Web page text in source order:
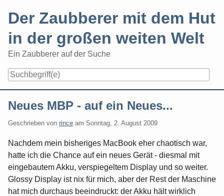
Der Zaubberer mit dem Hut
in der großen weiten Welt
Ein Zaubberer auf der Suche
Neues MBP - auf ein Neues...
Geschrieben von rince am Sonntag, 2. August 2009
Nachdem mein bisheriges MacBook eher chaotisch war,
hatte ich die Chance auf ein neues Gerät - diesmal mit
eingebautem Akku, verspiegeltem Display und so weiter.
Glossy Display ist nix für mich, aber der Rest der Maschine
hat mich durchaus beeindruckt: der Akku hält wirklich